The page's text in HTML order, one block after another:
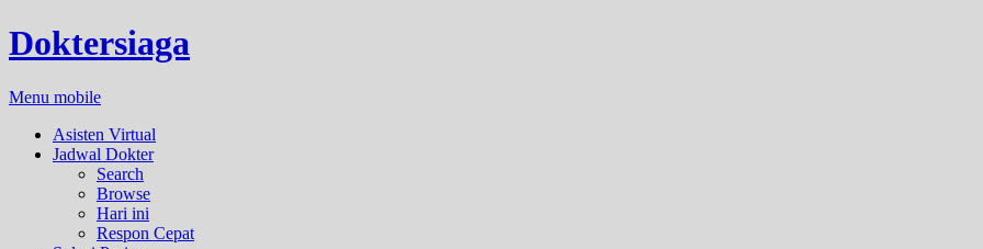
Doktersiaga
Menu mobile
Asisten Virtual
Jadwal Dokter
Search
Browse
Hari ini
Respon Cepat